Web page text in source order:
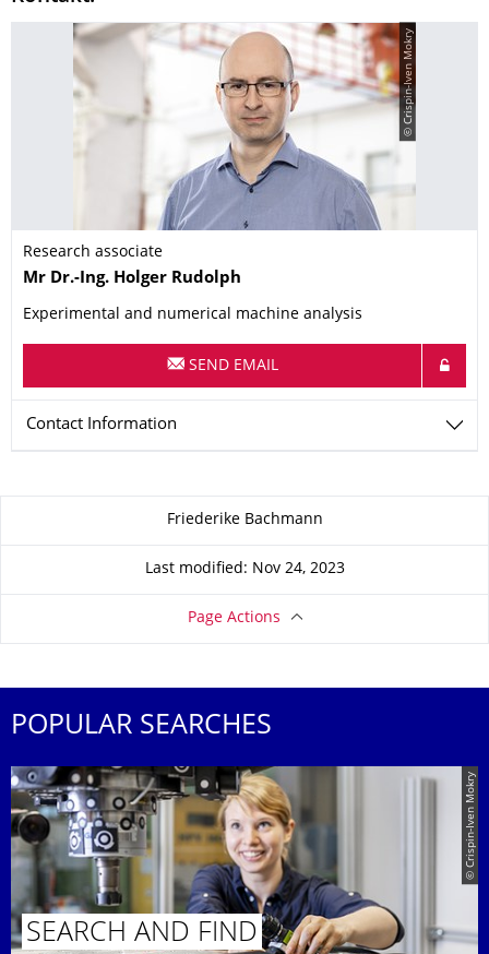
© Crispin-Iven Mokry
Research associate
Name
Mr Dr.-Ing. Holger Rudolph
Experimental and numerical machine analysis
SEND EMAIL
Contact Information
About this pageFriederike Bachmann
Last modified: Nov 24, 2023
Page Actions
POPULAR SEARCHES
© Crispin-Iven Mokry
SEARCH AND FIND